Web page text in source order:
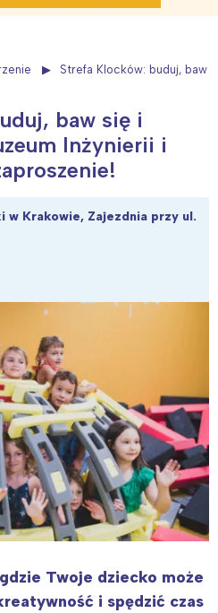
Strefa Klocków: buduj, baw
baw się i
Inżynierii i
w Krakowie, Zajezdnia przy ul.
Twoje dziecko może
i spędzić czas